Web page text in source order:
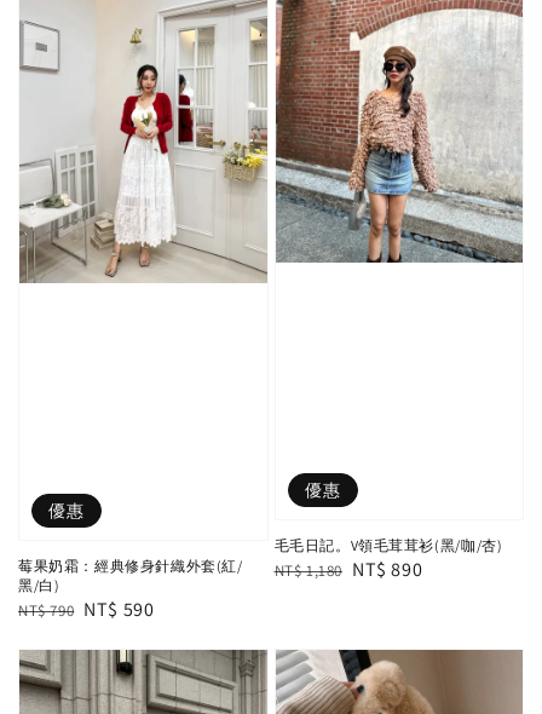
優惠
莓果奶霜：經典修身針織外套(紅/
黑/白)
Regular
NT$ 790 Sale
NT$ 590
優惠
毛毛日記。V領毛茸茸衫(黑/咖/杏)
Regular
NT$ 1,180 Sale
NT$ 890